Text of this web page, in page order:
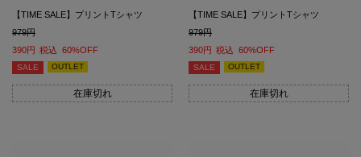
【TIME SALE】プリントTシャツ
979
390
税込 60%OFF
SALE OUTLET
在庫切れ
【TIME SALE】プリントTシャツ
979
390
税込 60%OFF
SALE OUTLET
在庫切れ